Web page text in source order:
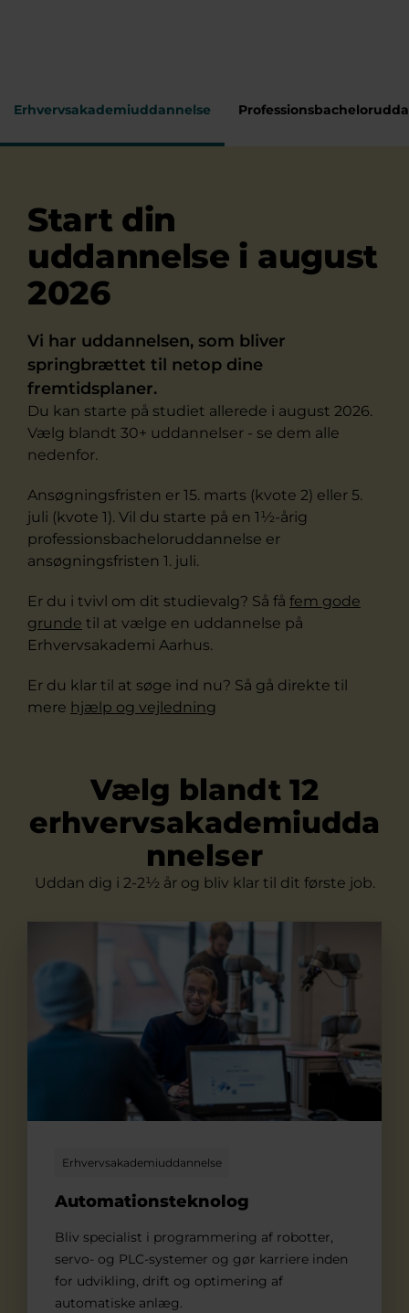
Erhvervsakademiuddannelse
Start din
uddannelse i august
2026
Vi har uddannelsen, som bliver
springbrættet til netop dine
fremtidsplaner.
Du kan starte på studiet allerede i august 2026.
Vælg blandt 30+ uddannelser - se dem alle
nedenfor.
Ansøgningsfristen er 15. marts (kvote 2) eller 5.
juli (kvote 1). Vil du starte på en 1½-årig
professionsbacheloruddannelse er
ansøgningsfristen 1. juli.
Er du i tvivl om dit studievalg? Så få fem gode
grunde til at vælge en uddannelse på
Erhvervsakademi Aarhus.
Er du klar til at søge ind nu? Så gå direkte til
mere hjælp og vejledning
Vælg blandt 12
erhvervsakademiudda
nnelser
Uddan dig i 2-2½ år og bliv klar til dit første job.
Erhvervsakademiuddannelse
Automationsteknolog
Bliv specialist i programmering af robotter,
servo- og PLC-systemer og gør karriere inden
for udvikling, drift og optimering af
automatiske anlæg.
Automationsteknolog